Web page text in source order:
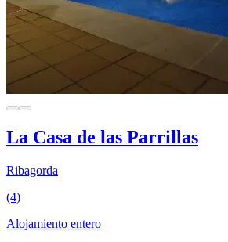
La Casa de las Parrillas
Ribagorda
(4)
Alojamiento entero